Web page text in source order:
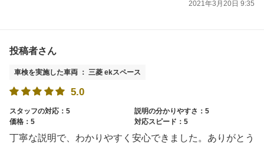
2021年3月20日 9:35
投稿者さん
車検を実施した車両 ： 三菱 ekスペース
5.0
スタッフの対応：5
説明の分かりやすさ：5
価格：5
対応スピード：5
丁寧な説明で、わかりやすく安心できました。ありがとう